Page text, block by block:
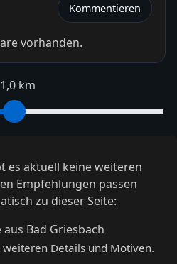
Kommentieren
vorhanden.
1,0 km
es aktuell keine weiteren
Empfehlungen passen
zu dieser Seite:
Bad Griesbach
Details und Motiven.